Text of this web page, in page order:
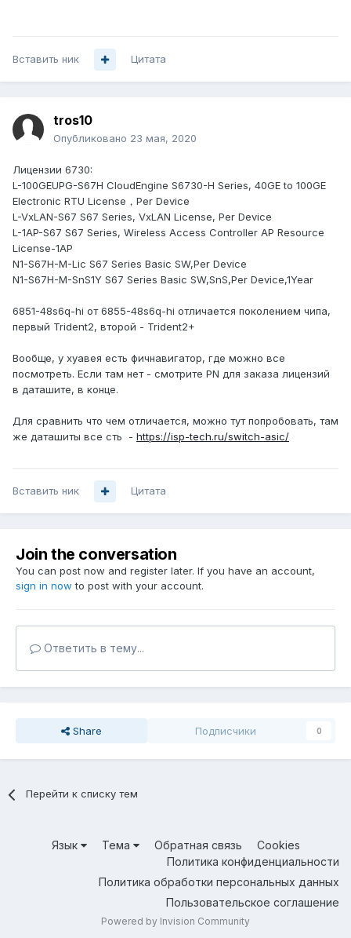
Вставить ник Цитата
tros10
Опубликовано 23 мая, 2020
Лицензии 6730:
L-100GEUPG-S67H CloudEngine S6730-H Series, 40GE to 100GE
Electronic RTU License，Per Device
L-VxLAN-S67 S67 Series, VxLAN License, Per Device
L-1AP-S67 S67 Series, Wireless Access Controller AP Resource
License-1AP
N1-S67H-M-Lic S67 Series Basic SW,Per Device
N1-S67H-M-SnS1Y S67 Series Basic SW,SnS,Per Device,1Year
6851-48s6q-hi от 6855-48s6q-hi отличается поколением чипа,
первый Trident2, второй - Trident2+
Вообще, у хуавея есть фичнавигатор, где можно все
посмотреть. Если там нет - смотрите PN для заказа лицензий
в даташите, в конце.
Для сравнить что чем отличается, можно тут попробовать, там
же даташиты все сть - https://isp-tech.ru/switch-asic/
Вставить ник Цитата
Join the conversation
You can post now and register later. If you have an account,
sign in now to post with your account.
Ответить в тему...
Share Подписчики 0
Перейти к списку тем
Язык Тема Обратная связь
Cookies
Политика конфиденциальности
Политика обработки персональных данных
Пользовательское соглашение
Powered by Invision Community